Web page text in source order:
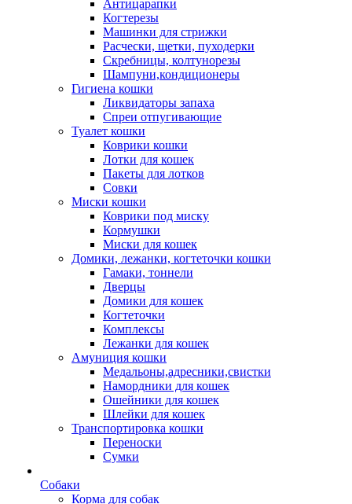
Антицарапки
Когтерезы
Машинки для стрижки
Расчески, щетки, пуходерки
Скребницы, колтунорезы
Шампуни,кондиционеры
Гигиена кошки
Ликвидаторы запаха
Спреи отпугивающие
Туалет кошки
Коврики кошки
Лотки для кошек
Пакеты для лотков
Совки
Миски кошки
Коврики под миску
Кормушки
Миски для кошек
Домики, лежанки, когтеточки кошки
Гамаки, тоннели
Дверцы
Домики для кошек
Когтеточки
Комплексы
Лежанки для кошек
Амуниция кошки
Медальоны,адресники,свистки
Намордники для кошек
Ошейники для кошек
Шлейки для кошек
Транспортировка кошки
Переноски
Сумки
Собаки
Корма для собак